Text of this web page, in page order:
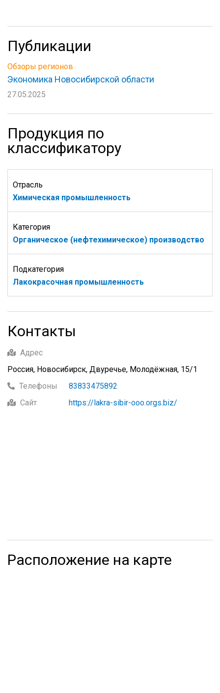
Публикации
Обзоры регионов
Экономика Новосибирской области
27.05.2025
Продукция по
классификатору
Отрасль
Химическая промышленность
Категория
Органическое (нефтехимическое) производство
Подкатегория
Лакокрасочная промышленность
Контакты
Адрес
Россия, Новосибирск, Двуречье, Молодёжная, 15/1
Телефоны
83833475892
Сайт
https://lakra-sibir-ooo.orgs.biz/
Расположение на карте